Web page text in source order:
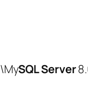
\MySQL Server